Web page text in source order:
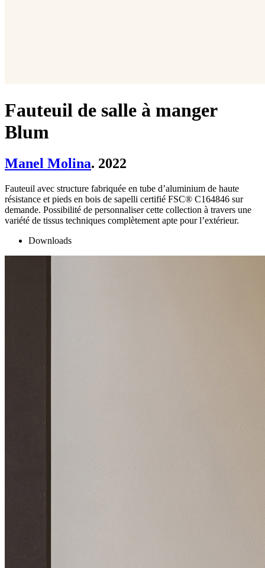
Fauteuil de salle à manger
Blum
Manel Molina. 2022
Fauteuil avec structure fabriquée en tube d’aluminium de haute
résistance et pieds en bois de sapelli certifié FSC® C164846 sur
demande. Possibilité de personnaliser cette collection à travers une
variété de tissus techniques complètement apte pour l’extérieur.
Downloads